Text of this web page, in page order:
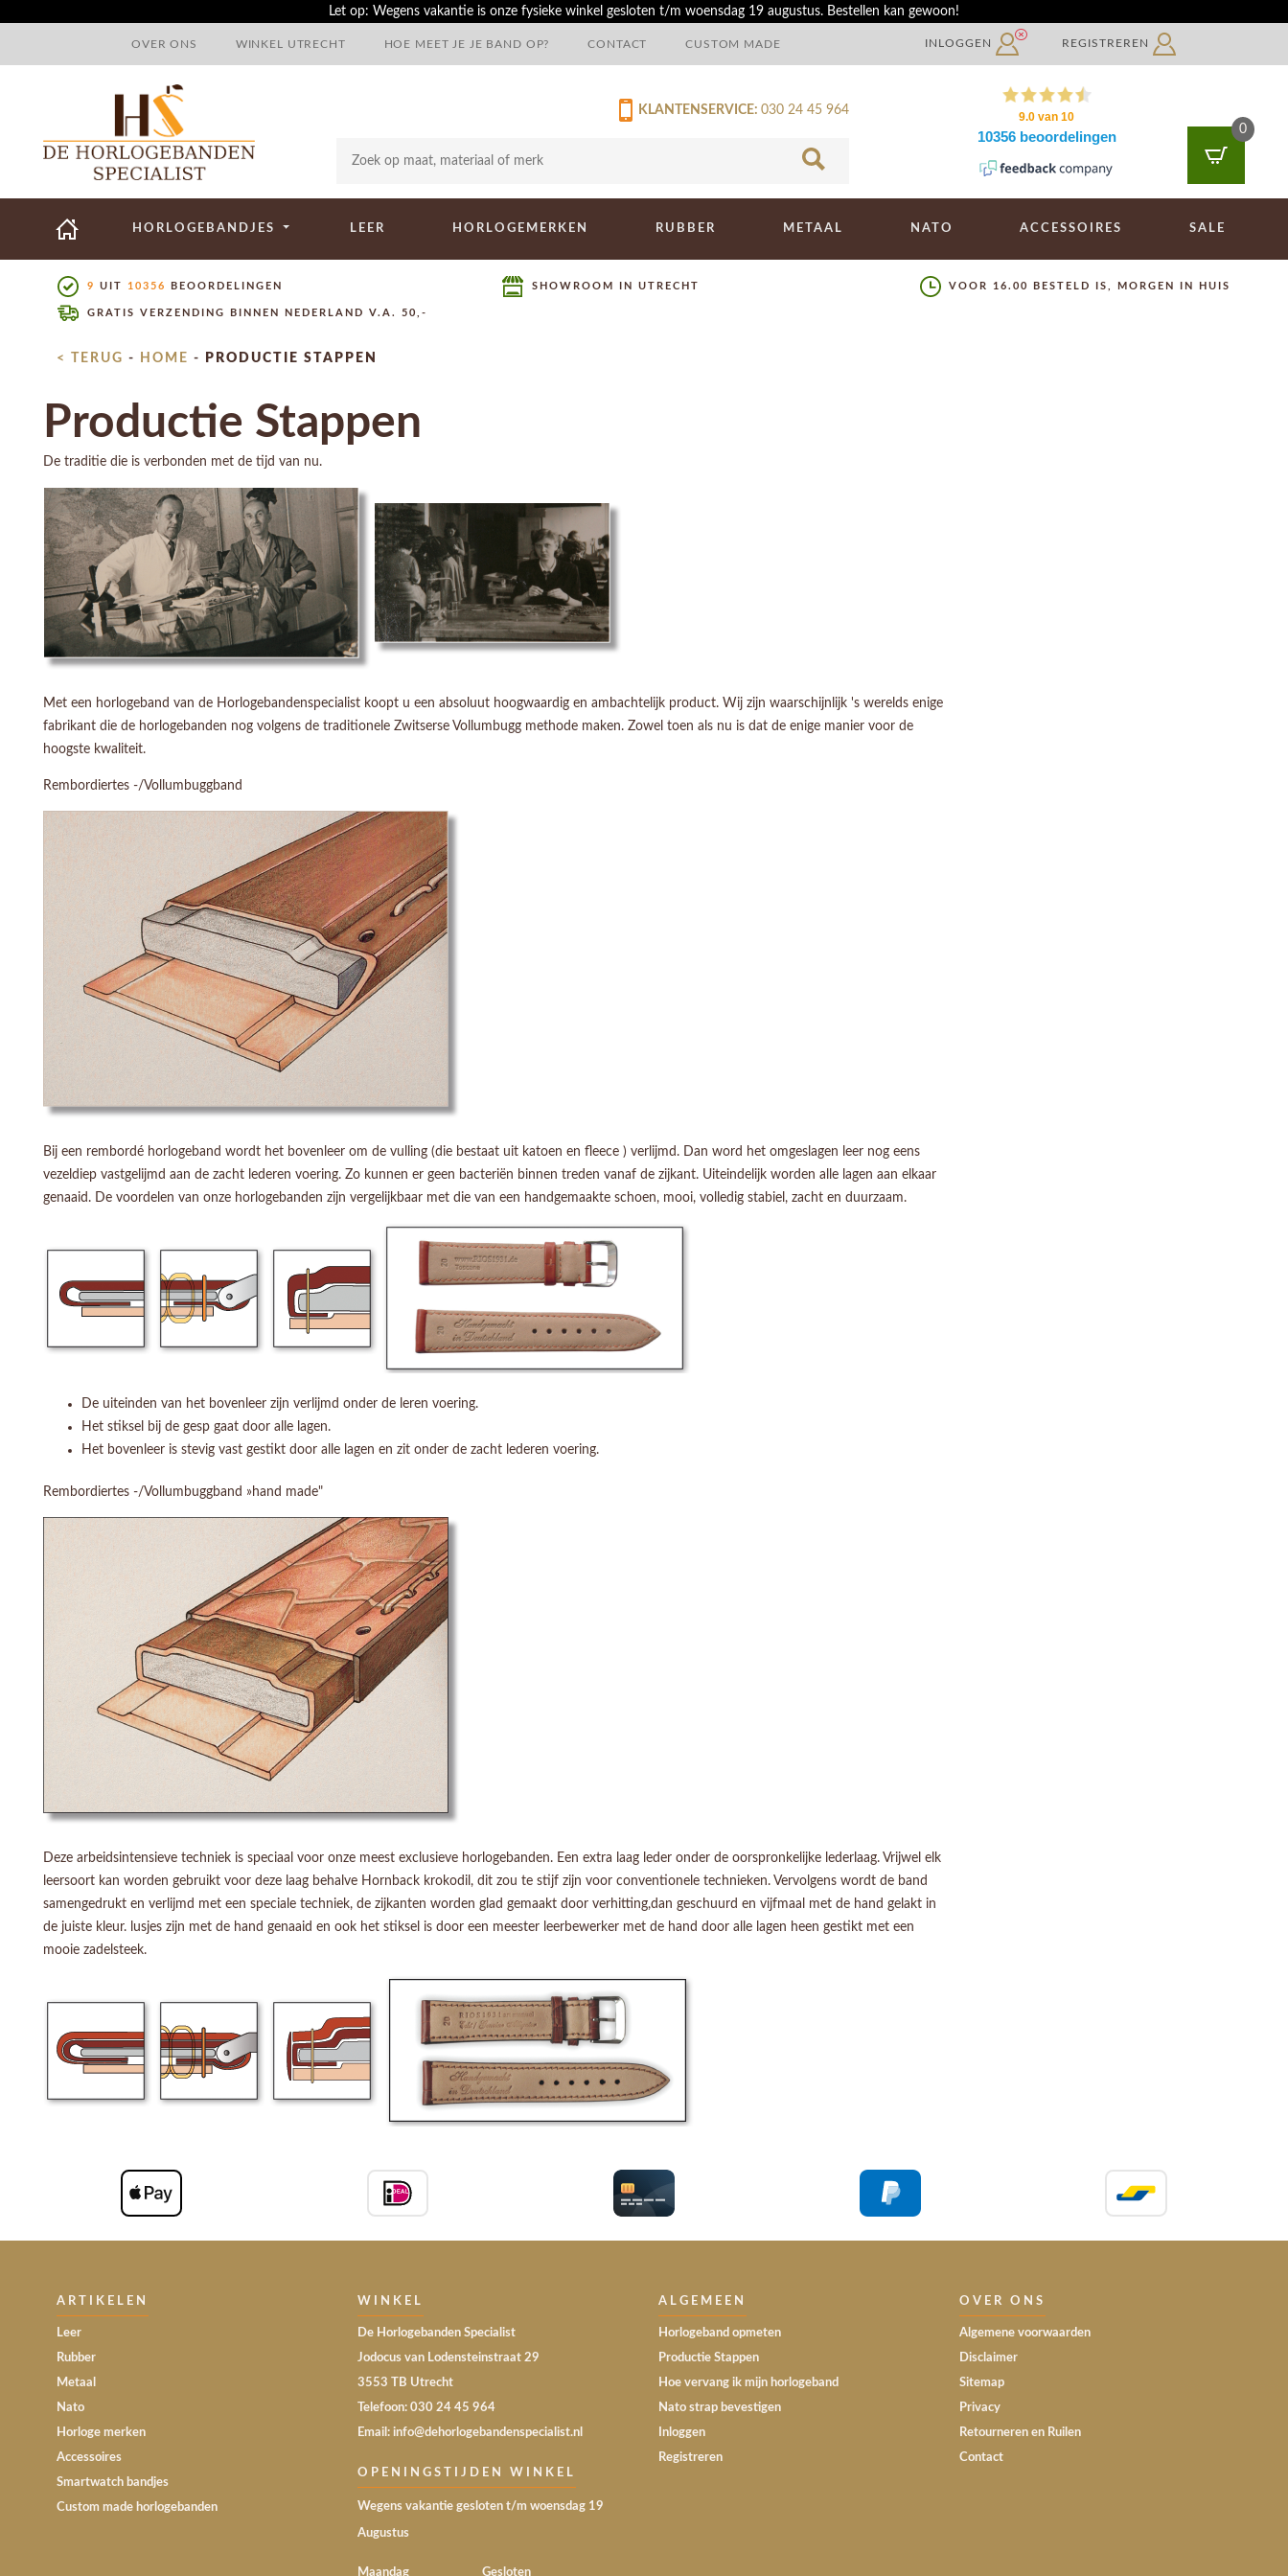
Let op: Wegens vakantie is onze fysieke winkel gesloten t/m woensdag 19 augustus. Bestellen kan gewoon!
OVER ONS WINKEL UTRECHT HOE MEET JE JE BAND OP? CONTACT CUSTOM MADE INLOGGEN REGISTREREN
030 24 45 964
KLANTENSERVICE:
0
HORLOGEBANDJES LEER HORLOGEMERKEN RUBBER METAAL NATO ACCESSOIRES SALE
9 UIT 10356 BEOORDELINGEN SHOWROOM IN UTRECHT VOOR 16.00 BESTELD IS, MORGEN IN HUIS
GRATIS VERZENDING BINNEN NEDERLAND V.A. 50,-
< TERUG - HOME - PRODUCTIE STAPPEN
Productie Stappen
De traditie die is verbonden met de tijd van nu.
Met een horlogeband van de Horlogebandenspecialist koopt u een absoluut hoogwaardig en ambachtelijk product. Wij zijn waarschijnlijk 's werelds enige
fabrikant die de horlogebanden nog volgens de traditionele Zwitserse Vollumbugg methode maken. Zowel toen als nu is dat de enige manier voor de
hoogste kwaliteit.
Rembordiertes -/Vollumbuggband
Bij een rembordé horlogeband wordt het bovenleer om de vulling (die bestaat uit katoen en fleece ) verlijmd. Dan word het omgeslagen leer nog eens
vezeldiep vastgelijmd aan de zacht lederen voering. Zo kunnen er geen bacteriën binnen treden vanaf de zijkant. Uiteindelijk worden alle lagen aan elkaar
genaaid. De voordelen van onze horlogebanden zijn vergelijkbaar met die van een handgemaakte schoen, mooi, volledig stabiel, zacht en duurzaam.
De uiteinden van het bovenleer zijn verlijmd onder de leren voering.
Het stiksel bij de gesp gaat door alle lagen.
Het bovenleer is stevig vast gestikt door alle lagen en zit onder de zacht lederen voering.
Rembordiertes -/Vollumbuggband »hand made"
Deze arbeidsintensieve techniek is speciaal voor onze meest exclusieve horlogebanden. Een extra laag leder onder de oorspronkelijke lederlaag. Vrijwel elk
leersoort kan worden gebruikt voor deze laag behalve Hornback krokodil, dit zou te stijf zijn voor conventionele technieken. Vervolgens wordt de band
samengedrukt en verlijmd met een speciale techniek, de zijkanten worden glad gemaakt door verhitting,dan geschuurd en vijfmaal met de hand gelakt in
de juiste kleur. lusjes zijn met de hand genaaid en ook het stiksel is door een meester leerbewerker met de hand door alle lagen heen gestikt met een
mooie zadelsteek.
ARTIKELEN
Leer
Rubber
Metaal
Nato
Horloge merken
Accessoires
Smartwatch bandjes
Custom made horlogebanden
WINKEL
De Horlogebanden Specialist
Jodocus van Lodensteinstraat 29
3553 TB Utrecht
Telefoon: 030 24 45 964
Email: info@dehorlogebandenspecialist.nl
OPENINGSTIJDEN WINKEL
Wegens vakantie gesloten t/m woensdag 19
Augustus
Maandag Gesloten
ALGEMEEN
Horlogeband opmeten
Productie Stappen
Hoe vervang ik mijn horlogeband
Nato strap bevestigen
Inloggen
Registreren
OVER ONS
Algemene voorwaarden
Disclaimer
Sitemap
Privacy
Retourneren en Ruilen
Contact